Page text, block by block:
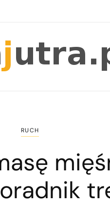
RUCH